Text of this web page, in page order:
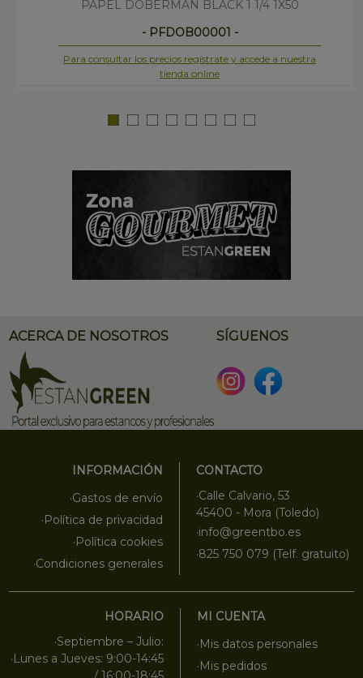
PAPEL DOBERMAN BLACK 1 1/4 1X50
- PFDOB00001 -
Para consultar los precios regístrate y accede a nuestra
tienda online
ACERCA DE NOSOTROS SÍGUENOS
INFORMACIÓN
·Gastos de envío
·Política de privacidad
·Política cookies
·Condiciones generales
CONTACTO
·Calle Calvario, 53
45400 - Mora (Toledo)
·info@greentbo.es
·825 750 079 (Telf. gratuito)
HORARIO
·Septiembre – Julio:
·Lunes a Jueves: 9:00-14:45
MI CUENTA
·Mis datos personales
·Mis pedidos